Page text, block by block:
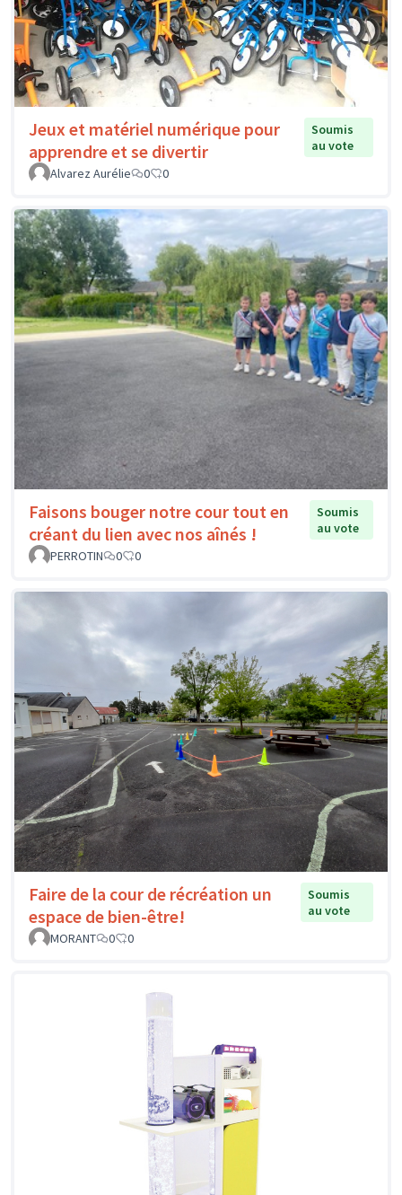
Jeux et matériel numérique pour
apprendre et se divertir
Soumis
au vote
Alvarez Aurélie
0 0
Faisons bouger notre cour tout en
créant du lien avec nos aînés !
Soumis
au vote
PERROTIN
0 0
Faire de la cour de récréation un
espace de bien-être!
Soumis
au vote
MORANT
0 0